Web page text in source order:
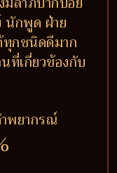
นักพูด ฝ่าย
ทุกชนิดดีมาก
ที่เกี่ยวข้องกับ
พยากรณ์